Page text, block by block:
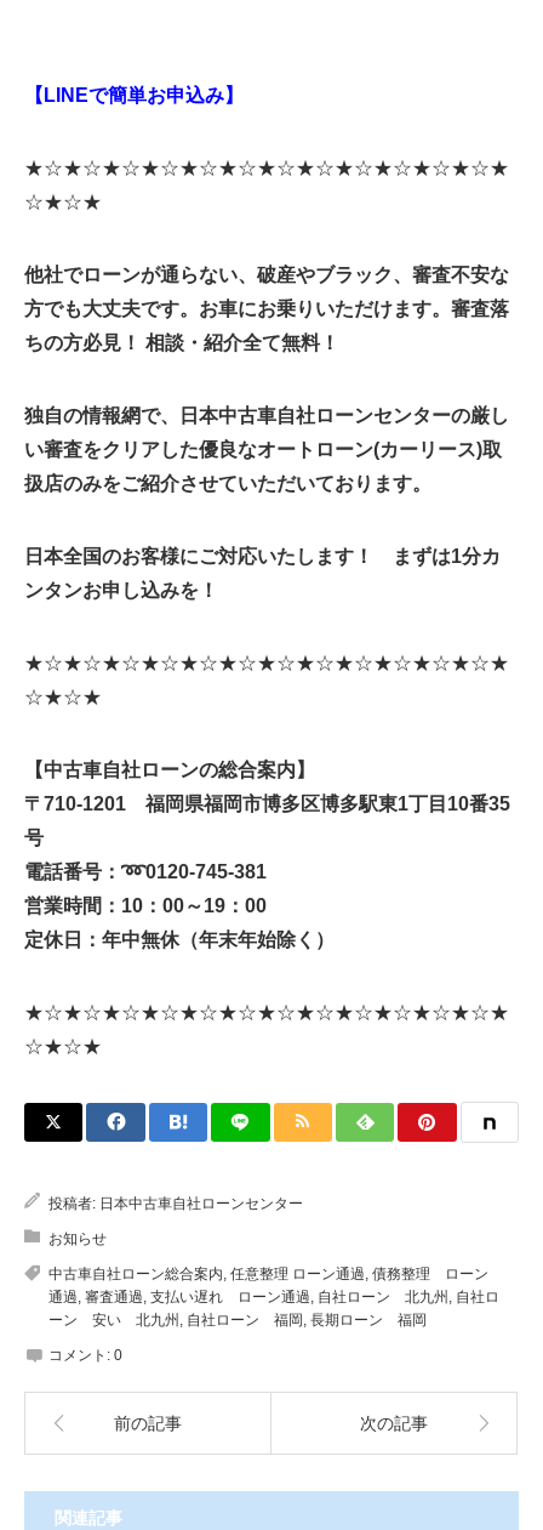
【LINEで簡単お申込み】
★☆★☆★☆★☆★☆★☆★☆★☆★☆★☆★☆★☆★
☆★☆★
他社でローンが通らない、破産やブラック、審査不安な
方でも大丈夫です。お車にお乗りいただけます。 審査落
ちの方必見！ 相談・紹介全て無料！
独自の情報網で、日本中古車自社ローンセンターの厳し
い審査をクリアした優良なオートローン(カーリース)取
扱店のみをご紹介させていただいております。
日本全国のお客様にご対応いたします！ まずは1分カ
ンタンお申し込みを！
★☆★☆★☆★☆★☆★☆★☆★☆★☆★☆★☆★☆★
☆★☆★
【中古車自社ローンの総合案内】
〒710-1201 福岡県福岡市博多区博多駅東1丁目10番35
号
電話番号： ➿0120-745-381
営業時間：10：00～19：00
定休日：年中無休（年末年始除く）
★☆★☆★☆★☆★☆★☆★☆★☆★☆★☆★☆★☆★
☆★☆★
投稿者: 日本中古車自社ローンセンター
お知らせ
中古車自社ローン総合案内, 任意整理 ローン通過, 債務整理 ローン
通過, 審査通過, 支払い遅れ ローン通過, 自社ローン 北九州 , 自社ロ
ーン 安い 北九州 , 自社ローン 福岡 , 長期ローン 福岡
コメント: 0
前の記事 次の記事
関連記事